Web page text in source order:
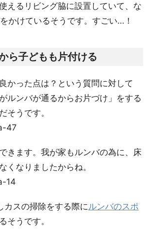
えるリビング脇に設置していて、な
かけているそうです。すごい…！
ら子どもも片付ける
かった点は？という質問に対して
ルンバが通るからお片づけ」をする
そうです。
きます。我が家もルンバの為に、床
くなりましたからね。
カスの掃除をする際に ルンバのスポ
そうです。